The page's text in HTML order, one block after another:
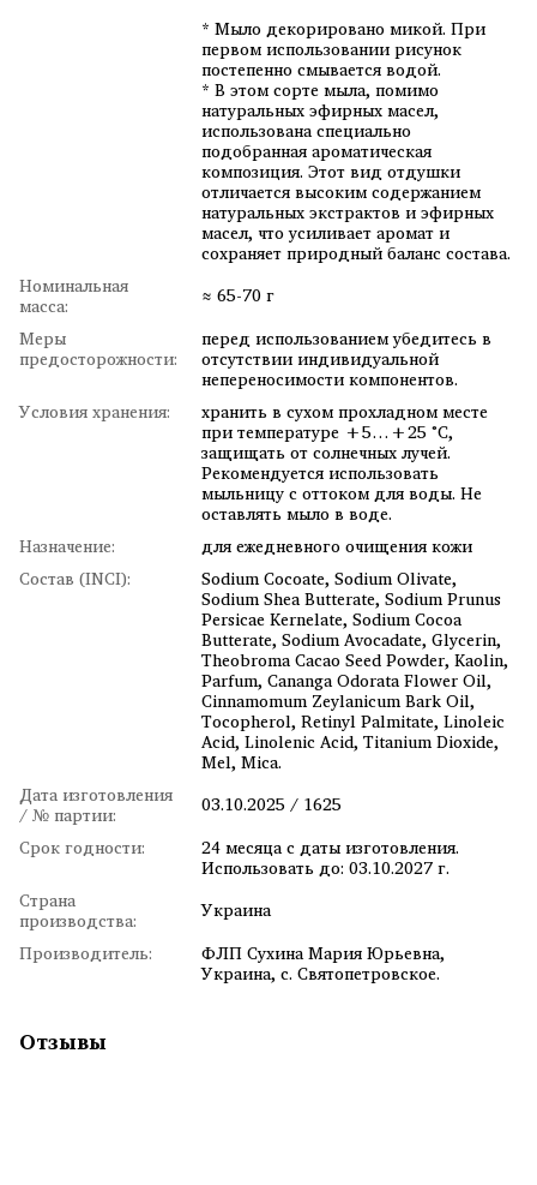
* Мыло декорировано микой. При
первом использовании рисунок
постепенно смывается водой.
* В этом сорте мыла, помимо
натуральных эфирных масел,
использована специально
подобранная ароматическая
композиция. Этот вид отдушки
отличается высоким содержанием
натуральных экстрактов и эфирных
масел, что усиливает аромат и
сохраняет природный баланс состава.
Номинальная
масса:
≈ 65-70 г
Меры
предосторожности:
перед использованием убедитесь в
отсутствии индивидуальной
непереносимости компонентов.
Условия хранения:
хранить в сухом прохладном месте
при температуре +5…+25 °C,
защищать от солнечных лучей.
Рекомендуется использовать
мыльницу с оттоком для воды. Не
оставлять мыло в воде.
Назначение:
для ежедневного очищения кожи
Состав (INCI):
Sodium Cocoate, Sodium Olivate,
Sodium Shea Butterate, Sodium Prunus
Persicae Kernelate, Sodium Cocoa
Butterate, Sodium Avocadate, Glycerin,
Theobroma Cacao Seed Powder, Kaolin,
Parfum, Cananga Odorata Flower Oil,
Cinnamomum Zeylanicum Bark Oil,
Tocopherol, Retinyl Palmitate, Linoleic
Acid, Linolenic Acid, Titanium Dioxide,
Mel, Mica.
Дата изготовления
/ № партии:
03.10.2025 / 1625
Срок годности:
24 месяца с даты изготовления.
Использовать до: 03.10.2027 г.
Страна
производства:
Украина
Производитель:
ФЛП Сухина Мария Юрьевна,
Украина, с. Святопетровское.
Отзывы